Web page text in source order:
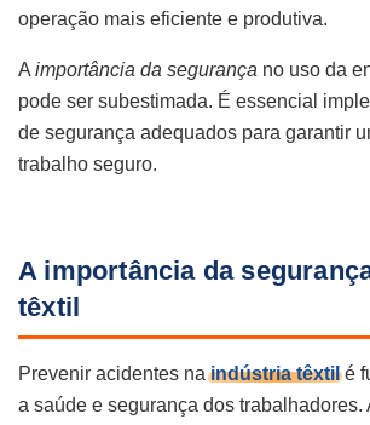
operação mais eficiente e produtiva.
A importância da segurança no uso da
pode ser subestimada. É essencial
de segurança adequados para garantir
trabalho seguro.
A importância da
têxtil
Prevenir acidentes naindústria têxtilé
a saúde e segurança dos trabalhadores.